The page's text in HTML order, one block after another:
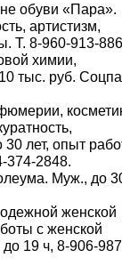
обуви «Пара».
артистизм,
Т. 8-960-913-
химии,
тыс. руб.
30 лет, опыт
374-2848.
Муж., до
женской
с женской
19 ч, 8-906-